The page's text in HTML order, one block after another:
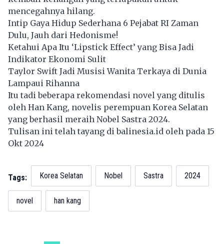
mencegahnya hilang.
Intip Gaya Hidup Sederhana 6 Pejabat RI Zaman
Dulu, Jauh dari Hedonisme!
Ketahui Apa Itu ‘Lipstick Effect’ yang Bisa Jadi
Indikator Ekonomi Sulit
Taylor Swift Jadi Musisi Wanita Terkaya di Dunia
Lampaui Rihanna
Itu tadi beberapa rekomendasi novel yang ditulis
oleh Han Kang, novelis perempuan Korea Selatan
yang berhasil meraih Nobel Sastra 2024.
Tulisan ini telah tayang dibalinesia.id oleh pada 15
Okt 2024
Tags: Korea Selatan Nobel Sastra 2024
novel han kang